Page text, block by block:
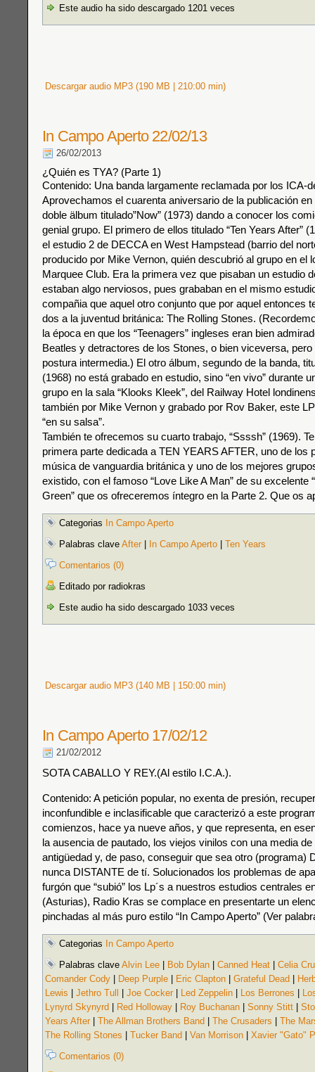
Este audio ha sido descargado 1201 veces
Descargar audio MP3 (190 MB | 210:00 min)
In Campo Aperto 22/02/13
26/02/2013
¿Quién es TYA? (Parte 1)
Contenido: Una banda largamente reclamada por los ICA-
Aprovechamos el cuarenta aniversario de la publicación
doble älbum titulado”Now” (1973) dando a conocer los
genial grupo. El primero de ellos titulado “Ten Years After”
el estudio 2 de DECCA en West Hampstead (barrio del
producido por Mike Vernon, quién descubrió al grupo en el
Marquee Club. Era la primera vez que pisaban un estudio
estaban algo nerviosos, pues grababan en el mismo
compañia que aquel otro conjunto que por aquel entonces
dos a la juventud británica: The Rolling Stones.
la época en que los “Teenagers” ingleses eran bien
Beatles y detractores de los Stones, o bien viceversa,
postura intermedia.) El otro álbum, segundo de la banda,
(1968) no está grabado en estudio, sino “en vivo” durante
grupo en la sala “Klooks Kleek”, del Railway Hotel
también por Mike Vernon y grabado por Rov Baker, este
“en su salsa”.
También te ofrecemos su cuarto trabajo, “Ssssh” (1969).
primera parte dedicada a TEN YEARS AFTER, uno de los
música de vanguardia británica y uno de los mejores
existido, con el famoso “Love Like A Man” de su excelente
Green” que os ofreceremos íntegro en la Parte 2. Que os
Categorias In Campo Aperto
Palabras clave After In Campo Aperto
Ten Years
Comentarios (0)
Editado por radiokras
Este audio ha sido descargado 1033 veces
Descargar audio MP3 (140 MB | 150:00 min)
In Campo Aperto 17/02/12
21/02/2012
SOTA CABALLO Y REY.(Al estilo I.C.A.).
Contenido: A petición popular, no exenta de presión,
inconfundible e inclasificable que caracterizó a este
comienzos, hace ya nueve años, y que representa, en
la ausencia de pautado, los viejos vinilos con una media
antigüedad y, de paso, conseguir que sea otro (programa)
nunca DISTANTE de tí. Solucionados los problemas de
furgón que “subió” los Lp´s a nuestros estudios centrales
(Asturias), Radio Kras se complace en presentarte un
pinchadas al más puro estilo “In Campo Aperto” (Ver
Categorias In Campo Aperto
Palabras clave Alvin Lee Bob Dylan Canned Heat
Celia
Comander Cody
Deep Purple Eric Clapton Grateful Dead
Lewis
Jethro Tull Joe Cocker Led Zeppelin Los Berrones
Lynyrd Skynyrd
Red Holloway Roy Buchanan Sonny Stitt
Years After
The Allman Brothers Band The Crusaders
The
The Rolling Stones
Tucker Band Van Morrison
Xavier "Gato"
Comentarios (0)